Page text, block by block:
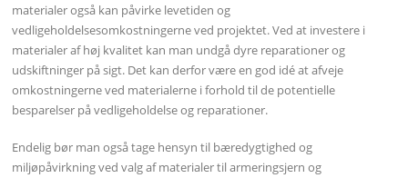
materialer også kan påvirke levetiden og
vedligeholdelsesomkostningerne ved projektet. Ved at investere i
materialer af høj kvalitet kan man undgå dyre reparationer og
udskiftninger på sigt. Det kan derfor være en god idé at afveje
omkostningerne ved materialerne i forhold til de potentielle
besparelser på vedligeholdelse og reparationer.
Endelig bør man også tage hensyn til bæredygtighed og
miljøpåvirkning ved valg af materialer til armeringsjern og